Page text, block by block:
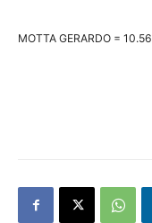
MOTTA GERARDO =